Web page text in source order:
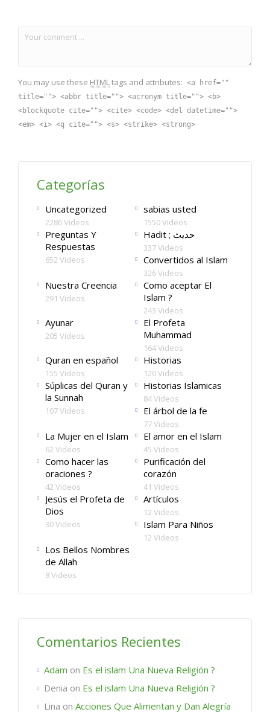
You may use these HTMLtags and attributes: <a href=""
title=""> <abbr title=""> <acronym title=""> <b>
<blockquote cite=""> <cite> <code> <del datetime="">
<em> <i> <q cite=""> <s> <strike> <strong>
Categorías
Uncategorized
2286 Videos
sabias usted
1550 Videos
Preguntas Y
Respuestas
652 Videos
Hadit ; حديث
337 Videos
Convertidos al Islam
326 Videos
Nuestra Creencia
291 Videos
Como aceptar El
Islam ?
243 Videos
Ayunar
205 Videos
El Profeta
Muhammad
164 Videos
Quran en español
155 Videos
Historias
120 Videos
Súplicas del Quran y
la Sunnah
107 Videos
Historias Islamicas
84 Videos
El árbol de la fe
77 Videos
La Mujer en el Islam
62 Videos
El amor en el Islam
45 Videos
Como hacer las
oraciones ?
42 Videos
Purificación del
corazón
41 Videos
Jesús el Profeta de
Dios
30 Videos
Artículos
12 Videos
Islam Para Niños
12 Videos
Los Bellos Nombres
de Allah
8 Videos
Comentarios Recientes
Adam on Es el islam Una Nueva Religión ?
Denia on Es el islam Una Nueva Religión ?
Lina on Acciones Que Alimentan y Dan Alegría